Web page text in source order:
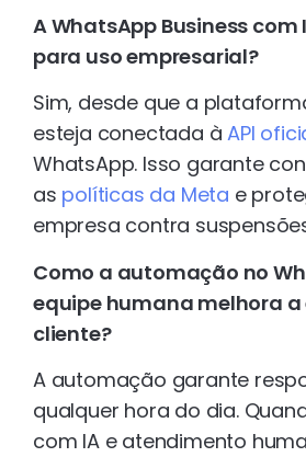
A WhatsApp Business com
para uso empresarial?
Sim, desde que a
esteja conectada àAPI
WhatsApp. Isso garante
as políticas da Meta e
empresa contra
Como a automação no
equipe humana melhora a
cliente?
A automação garante
qualquer hora do dia.
com IA e atendimento